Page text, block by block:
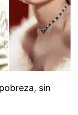
sin